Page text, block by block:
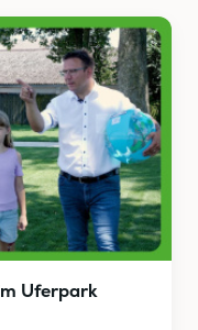
Uferpark